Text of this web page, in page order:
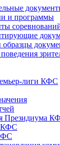
и программы
образцы
лиги КФС
Президиума
КФС